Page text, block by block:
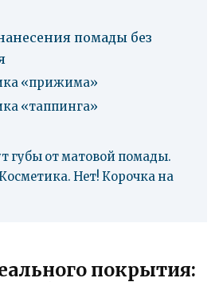
помады без
«прижима»
«таппинга»
губы от матовой помады.
Нет! Корочка на
покрытия: